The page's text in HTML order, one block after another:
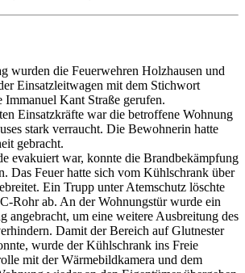
wurden die Feuerwehren Holzhausen und
Einsatzleitwagen mit dem Stichwort
Immanuel Kant Straße gerufen.
Einsatzkräfte war die betroffene Wohnung
stark verraucht. Die Bewohnerin hatte
gebracht.
evakuiert war, konnte die Brandbekämpfung
Das Feuer hatte sich vom Kühlschrank über
Ein Trupp unter Atemschutz löschte
Rohr ab. An der Wohnungstür wurde ein
angebracht, um eine weitere Ausbreitung des
Damit der Bereich auf Glutnester
wurde der Kühlschrank ins Freie
mit der Wärmebildkamera und dem